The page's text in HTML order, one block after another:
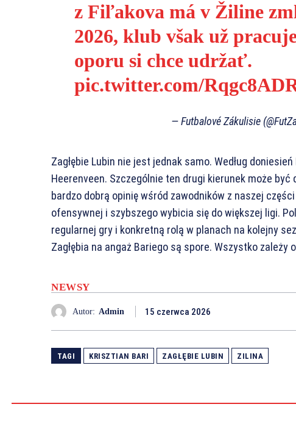
z Fiľakova má v Žiline
2026, klub však už
oporu si chce udržať.
pic.twitter.com/
— Futbalové Zákulisie
Zagłębie Lubin nie jest jednak samo. Według
Heerenveen. Szczególnie ten drugi kierunek może
bardzo dobrą opinię wśród zawodników z naszej
ofensywnej i szybszego wybicia się do większej ligi.
regularnej gry i konkretną rolą w planach na kolejny
Zagłębia na angaż Bariego są spore. Wszystko zależy
NEWSY
Autor: Admin 15 czerwca 2026
TAGI KRISZTIAN BARI ZAGŁĘBIE LUBIN ZILINA